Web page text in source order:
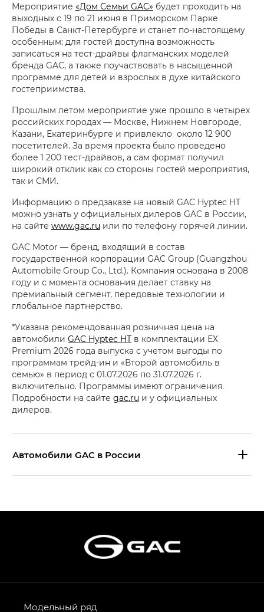
Мероприятие «Дом Семьи GAC» будет проходить на
выходных с 19 по 21 июня в Приморском Парке
Победы в Санкт-Петербурге и станет по-настоящему
особенным: для гостей доступна возможность
записаться на тест-драйвы флагманских моделей
бренда GAC, а также поучаствовать в насыщенной
программе для детей и взрослых в духе китайского
гостеприимства.
Прошлым летом мероприятие уже прошло в четырех
российских городах — Москве, Нижнем Новгороде,
Казани, Екатеринбурге и привлекло около 12 900
посетителей. За время проекта было проведено
более 1 200 тест-драйвов, а сам формат получил
широкий отклик как со стороны гостей мероприятия,
так и СМИ.
Информацию о предзаказе на новый GAC Hyptec HT
можно узнать у официальных дилеров GAC в России,
на сайте www.gac.ru или по телефону горячей линии.
GAC Motor — бренд, входящий в состав
государственной корпорации GAC Group (Guangzhou
Automobile Group Co., Ltd.). Компания основана в 2008
году и с момента основания делает ставку на
премиальный сегмент, передовые технологии и
глобальное партнерство.
*Указана рекомендованная розничная цена на
автомобили GAC Hyptec HT в комплектации ЕХ
Premium 2026 года выпуска с учетом выгоды по
программам трейд-ин и «Второй автомобиль в
семью» в период с 01.07.2026 по 31.07.2026 г.
включительно. Программы имеют ограничения.
Подробности на сайте gac.ru и у официальных
дилеров.
Aвтомобили GAC в России
Эс Икс ПРЕМИУМ — SX PREMIUM
S7 — Эс 7 (S7) в комплектациях
Эс Икс ПРЕМИУМ — SX PREMIUM, Эс Тэ — ST
в комплектации Экс ПРЕМИУМ — EX PREMIUM
AION V — Айон Ви в комплектациях Экс — EX,
Модельный ряд